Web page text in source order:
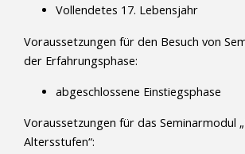
Vollendetes 17. Lebensjahr
Voraussetzungen für den Besuch von
der Erfahrungsphase:
abgeschlossene Einstiegsphase
Voraussetzungen für das Seminarmodul
Altersstufen“: